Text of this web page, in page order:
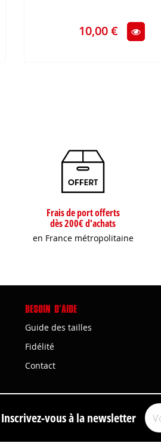
10,00 €
Frais de port offerts
dès 200€ d'achats
en France métropolitaine
BESOIN D'AIDE
Guide des tailles
Fidélité
Contact
Inscrivez-vous à la newsletter